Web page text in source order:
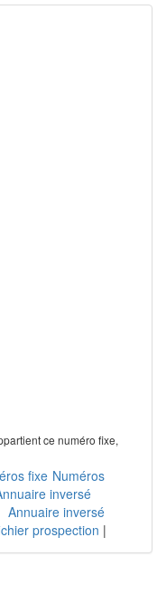
ce numéro fixe,
fixe Numéros
inversé
Annuaire inversé
prospection |